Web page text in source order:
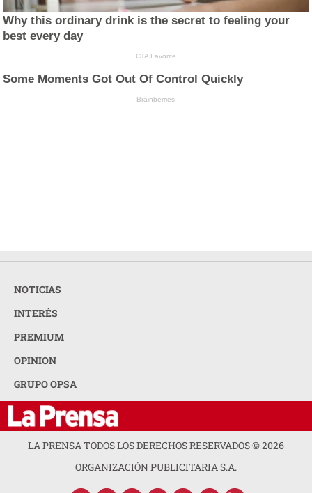
Why this ordinary drink is the secret to feeling your
best every day
CTA Favorite
Some Moments Got Out Of Control Quickly
Brainberries
NOTICIAS
INTERÉS
PREMIUM
OPINION
GRUPO OPSA
LA PRENSA TODOS LOS DERECHOS RESERVADOS ©2026
ORGANIZACIÓN PUBLICITARIA S.A.